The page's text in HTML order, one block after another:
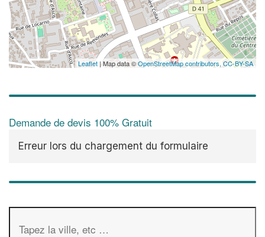
Leaflet | Map data ©OpenStreetMap contributors, CC-BY-SA
Demande de devis 100% Gratuit
Erreur lors du chargement du formulaire